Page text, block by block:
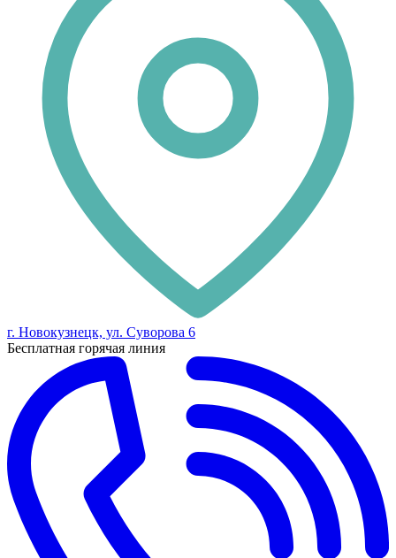
г. Новокузнецк, ул. Суворова 6
Бесплатная горячая линия